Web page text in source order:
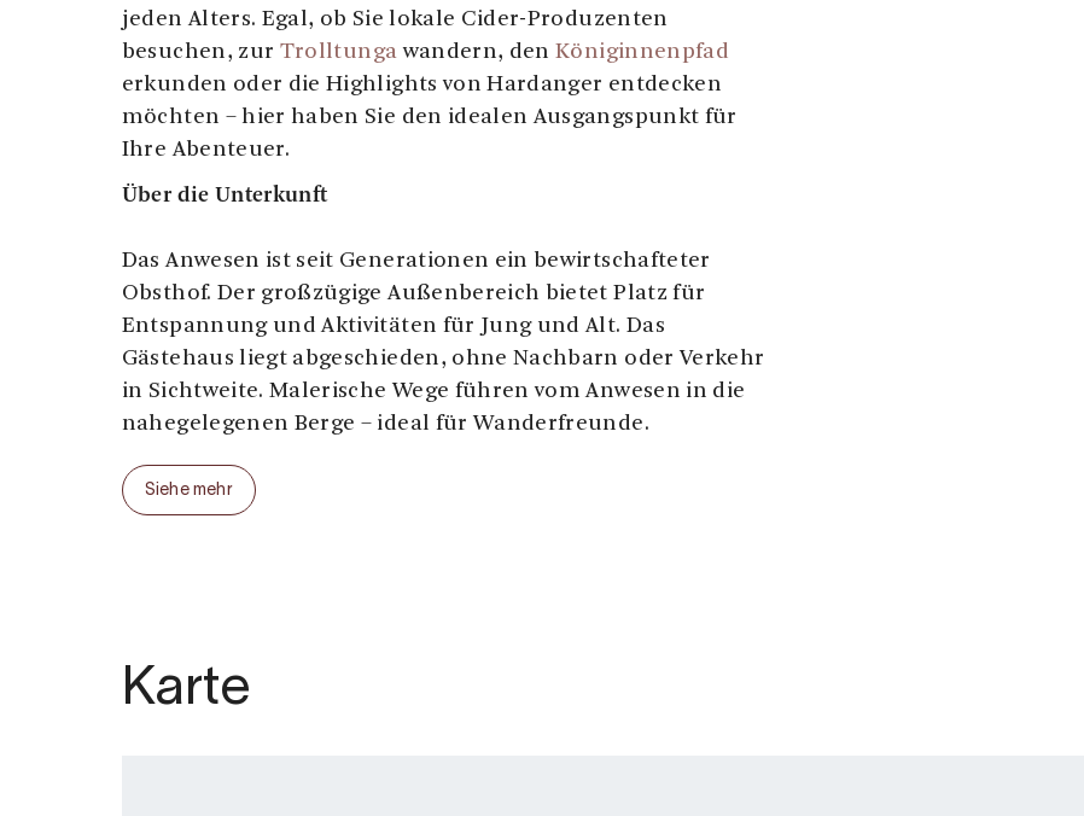
jeden Alters. Egal, ob Sie lokale Cider-Produzenten
besuchen, zur Trolltunga wandern, denKöniginnenpfad
erkunden oder die Highlights von Hardanger entdecken
möchten – hier haben Sie den idealen Ausgangspunkt für
Ihre Abenteuer.
Über die Unterkunft
Das Anwesen ist seit Generationen ein bewirtschafteter
Obsthof. Der großzügige Außenbereich bietet Platz für
Entspannung und Aktivitäten für Jung und Alt. Das
Gästehaus liegt abgeschieden, ohne Nachbarn oder Verkehr
in Sichtweite. Malerische Wege führen vom Anwesen in die
nahegelegenen Berge – ideal für Wanderfreunde.
Das Haupthaus
Das Haupthaus umfasst ein gemütliches Wohnzimmer, ein
ist komplett ausgestattet, sodass Sie während Ihres
Aufenthalts problemlos Mahlzeiten zubereiten können.
Siehe mehr
Karte